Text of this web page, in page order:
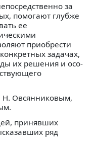
за
помогают глубже
ее
при­обрести
зада­чах,
их решения и осо­
Н. Овсянниковым,
принявших
ряд